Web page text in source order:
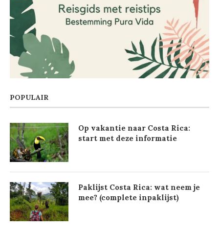
POPULAIR
Op vakantie naar Costa Rica:
start met deze informatie
Paklijst Costa Rica: wat neem je
mee? (complete inpaklijst)